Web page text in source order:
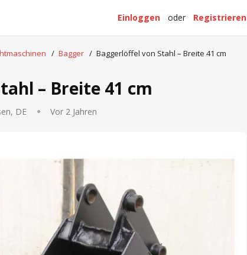
Registrieren
oder
Einloggen
/ Bagger / Baggerlöffel von Stahl – Breite 41 cm
– Breite 41 cm
DE Vor 2 Jahren